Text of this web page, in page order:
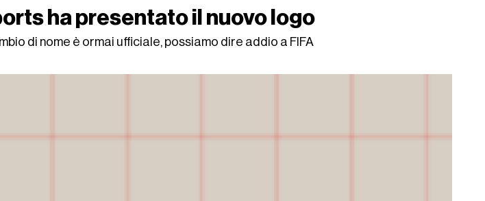
ha presentato il nuovo logo
di nome è ormai ufficiale, possiamo dire addio a FIFA